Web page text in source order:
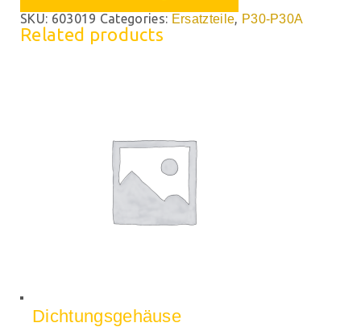
SKU: 603019 Categories: Ersatzteile, P30-P30A
Related products
Dichtungsgehäuse